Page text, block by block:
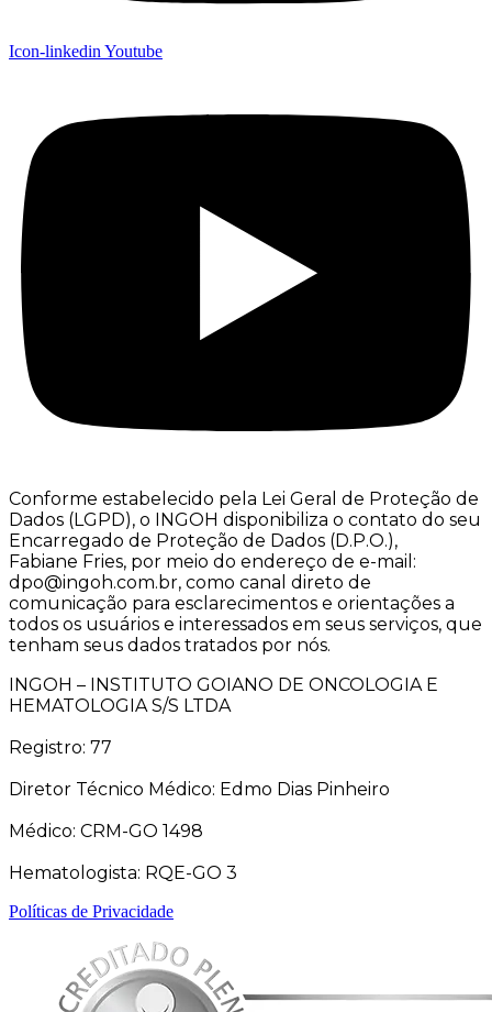
Icon-linkedin Youtube
Conforme estabelecido pela Lei Geral de Proteção de
Dados (LGPD), o INGOH disponibiliza o contato do seu
Encarregado de Proteção de Dados (D.P.O.),
Fabiane Fries, por meio do endereço de e-mail:
dpo@ingoh.com.br, como canal direto de
comunicação para esclarecimentos e orientações a
todos os usuários e interessados em seus serviços, que
tenham seus dados tratados por nós.
INGOH – INSTITUTO GOIANO DE ONCOLOGIA E
HEMATOLOGIA S/S LTDA
Registro: 77
Diretor Técnico Médico: Edmo Dias Pinheiro
Médico: CRM-GO 1498
Hematologista: RQE-GO 3
Políticas de Privacidade